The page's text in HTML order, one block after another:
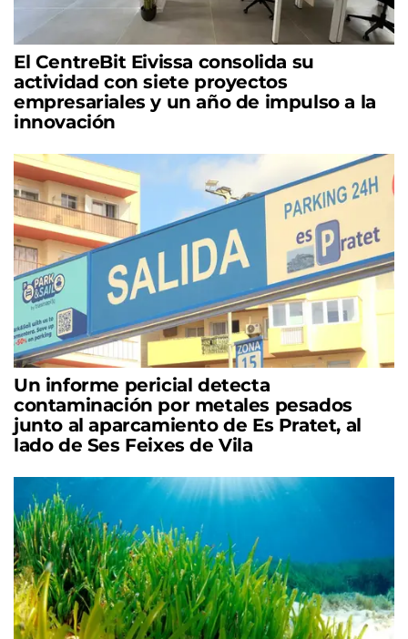
El CentreBit Eivissa consolida su
actividad con siete proyectos
empresariales y un año de impulso a la
innovación
Un informe pericial detecta
contaminación por metales pesados
junto al aparcamiento de Es Pratet, al
lado de Ses Feixes de Vila